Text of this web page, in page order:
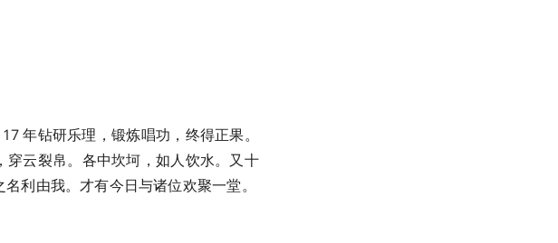
年钻研乐理，锻炼唱功，终得正果。
云裂帛。各中坎坷，如人饮水。又十
利由我。才有今日与诸位欢聚一堂。